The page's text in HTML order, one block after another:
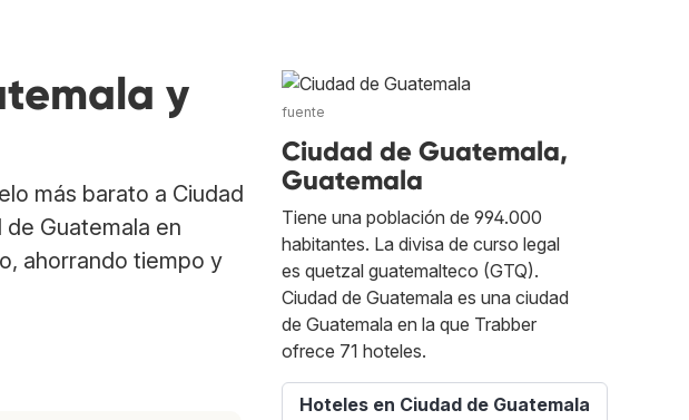
y
más barato a Ciudad
Guatemala en
ahorrando tiempo y
fuente
Ciudad de Guatemala,
Guatemala
Tiene una población de 994.000
habitantes. La divisa de curso legal
es quetzal guatemalteco (GTQ).
Ciudad de Guatemala es una ciudad
de Guatemala en la que Trabber
ofrece 71 hoteles.
Hoteles en Ciudad de Guatemala